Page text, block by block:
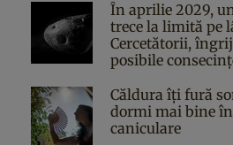
În aprilie 2029,
trece la limită pe
Cercetătorii,
posibile
Căldura îți fură
dormi mai bine
caniculare